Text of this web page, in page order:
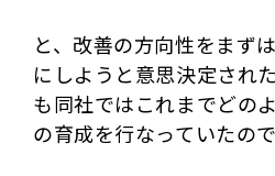
と、改善の方向性をまず
にしようと意思決定され
も同社ではこれまでどの
の育成を行なっていたの